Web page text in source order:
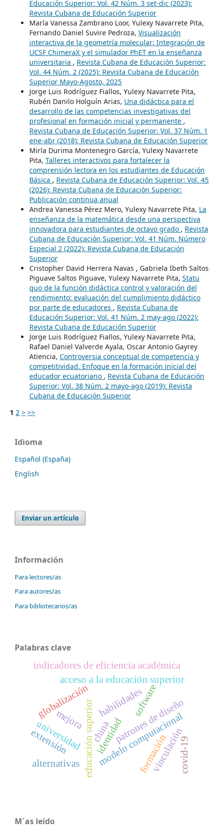
Educación Superior: Vol. 42 Núm. 3 set-dic (2023):
Revista Cubana de Educación Superior
María Vanessa Zambrano Loor, Yulexy Navarrete Pita,
Fernando Daniel Suvire Pedroza, Visualización
interactiva de la geometría molecular: Integración de
UCSF ChimeraX y el simulador PhET en la enseñanza
universitaria , Revista Cubana de Educación Superior:
Vol. 44 Núm. 2 (2025): Revista Cubana de Educación
Superior Mayo-Agosto, 2025
Jorge Luis Rodríguez Fiallos, Yulexy Navarrete Pita,
Rubén Danilo Holguín Arias, Una didáctica para el
desarrollo de las competencias investigativas del
profesional en formación inicial y permanente ,
Revista Cubana de Educación Superior: Vol. 37 Núm. 1
ene-abr (2018): Revista Cubana de Educación Superior
Mirla Durima Montenegro García, Yulexy Navarrete
Pita, Talleres interactivos para fortalecer la
comprensión lectora en los estudiantes de Educación
Básica , Revista Cubana de Educación Superior: Vol. 45
(2026): Revista Cubana de Educación Superior:
Publicación continua anual
Andrea Vanessa Pérez Mero, Yulexy Navarrete Pita, La
enseñanza de la matemática desde una perspectiva
innovadora para estudiantes de octavo grado , Revista
Cubana de Educación Superior: Vol. 41 Núm. Número
Especial 2 (2022): Revista Cubana de Educación
Superior
Cristopher David Herrera Navas , Gabriela Ibeth Saltos
Piguave Saltos Piguave, Yulexy Navarrete Pita, Statu
quo de la función didáctica control y valoración del
rendimiento: evaluación del cumplimiento didáctico
por parte de educadores , Revista Cubana de
Educación Superior: Vol. 41 Núm. 2 may-ago (2022):
Revista Cubana de Educación Superior
Jorge Luis Rodríguez Fiallos, Yulexy Navarrete Pita,
Rafael Daniel Valverde Ayala, Oscar Antonio Gayrey
Atiencia, Controversia conceptual de competencia y
competitividad. Enfoque en la formación inicial del
educador ecuatoriano , Revista Cubana de Educación
Superior: Vol. 38 Núm. 2 mayo-ago (2019): Revista
Cubana de Educación Superior
1 2 > >>
Idioma
Español (España)
English
Enviar un artículo
Información
Para lectores/as
Para autores/as
Para bibliotecarios/as
Palabras clave
china
educación superior
globalización
identidad
acceso a la educación superior
modelo computacional
patrones de diseño
software
indicadores de eficiencia académica
universidad formación
habilidades
extensión vinculación
alternativas
mejora
covid-19
M´as leído